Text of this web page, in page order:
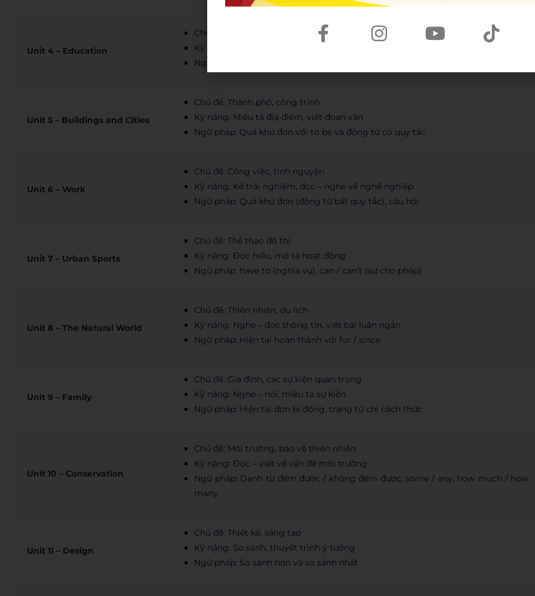
Unit 4 – Education
Chủ đề: Giáo dục, đời sống học sinh
Kỹ năng: Nghe, nói, đọc – viết về học tập
Ngữ pháp: Hiện tại tiếp diễn và hiện tại đơn
Unit 5 – Buildings and Cities
Chủ đề: Thành phố, công trình
Kỹ năng: Miêu tả địa điểm, viết đoạn văn
Ngữ pháp: Quá khứ đơn với to be và động từ có quy tắc
Unit 6 – Work
Chủ đề: Công việc, tình nguyện
Kỹ năng: Kể trải nghiệm, đọc – nghe về nghề nghiệp
Ngữ pháp: Quá khứ đơn (động từ bất quy tắc), câu hỏi
Unit 7 – Urban Sports
Chủ đề: Thể thao đô thị
Kỹ năng: Đọc hiểu, mô tả hoạt động
Ngữ pháp: have to (nghĩa vụ), can / can’t (sự cho phép)
Unit 8 – The Natural World
Chủ đề: Thiên nhiên, du lịch
Kỹ năng: Nghe – đọc thông tin, viết bài luận ngắn
Ngữ pháp: Hiện tại hoàn thành với for / since
Unit 9 – Family
Chủ đề: Gia đình, các sự kiện quan trọng
Kỹ năng: Nghe – nói, miêu tả sự kiện
Ngữ pháp: Hiện tại đơn bị động, trạng từ chỉ cách thức
Unit 10 – Conservation
Chủ đề: Môi trường, bảo vệ thiên nhiên
Kỹ năng: Đọc – viết về vấn đề môi trường
Ngữ pháp: Danh từ đếm được / không đếm được, some / any, how much / how
many
Unit 11 – Design
Chủ đề: Thiết kế, sáng tạo
Kỹ năng: So sánh, thuyết trình ý tưởng
Ngữ pháp: So sánh hơn và so sánh nhất